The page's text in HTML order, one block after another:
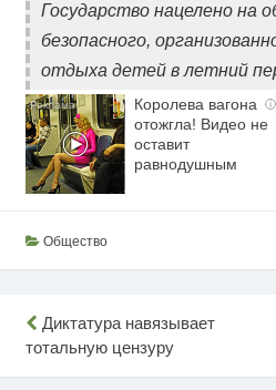
Государство нацелено на
безопасного,
отдыха детей в летний
i
Королева вагона
отожгла! Видео не
оставит
равнодушным
Общество
Навигация
по
Диктатура навязывает
тотальную цензуру